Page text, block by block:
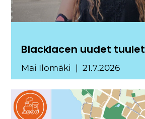
Blacklacen uudet tuulet
Mai Ilomäki 21.7.2026